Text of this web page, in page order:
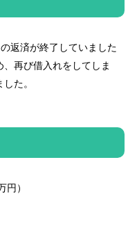
返済が終了していました
再び借入れをしてしま
た。
）